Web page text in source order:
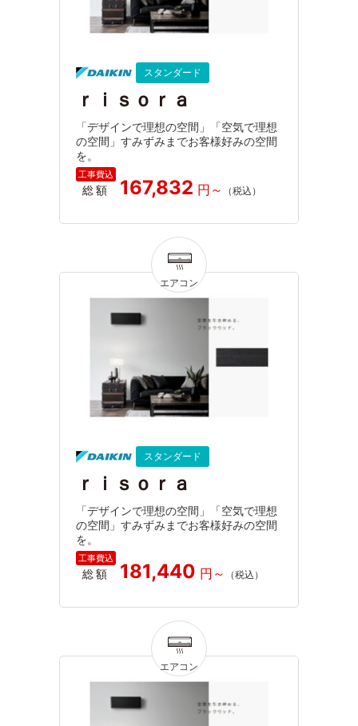
スタンダード
ｒｉｓｏｒａ
「デザインで理想の空間」「空気で理想
の空間」すみずみまでお客様好みの空間
を。
総額 167,832
スタンダード
ｒｉｓｏｒａ
「デザインで理想の空間」「空気で理想
の空間」すみずみまでお客様好みの空間
を。
総額 181,440